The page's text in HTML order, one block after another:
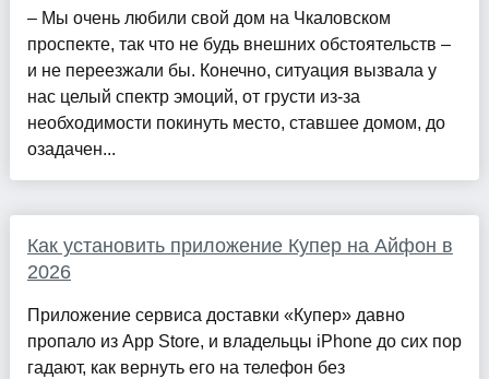
– Мы очень любили свой дом на Чкаловском
проспекте, так что не будь внешних обстоятельств –
и не переезжали бы. Конечно, ситуация вызвала у
нас целый спектр эмоций, от грусти из-за
необходимости покинуть место, ставшее домом, до
озадачен...
Как установить приложение Купер на Айфон в
2026
Приложение сервиса доставки «Купер» давно
пропало из App Store, и владельцы iPhone до сих пор
гадают, как вернуть его на телефон без